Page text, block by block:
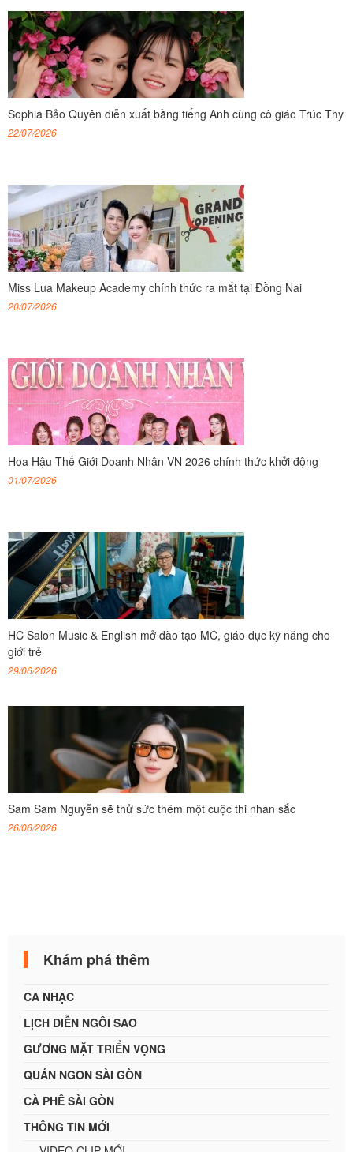
Sophia Bảo Quyên diễn xuất bằng tiếng Anh cùng cô giáo Trúc Thy
22/07/2026
Miss Lua Makeup Academy chính thức ra mắt tại Đồng Nai
20/07/2026
Hoa Hậu Thế Giới Doanh Nhân VN 2026 chính thức khởi động
01/07/2026
HC Salon Music & English mở đào tạo MC, giáo dục kỹ năng cho
giới trẻ
29/06/2026
Sam Sam Nguyễn sẽ thử sức thêm một cuộc thi nhan sắc
26/06/2026
Khám phá thêm
CA NHẠC
LỊCH DIỄN NGÔI SAO
GƯƠNG MẶT TRIỂN VỌNG
QUÁN NGON SÀI GÒN
CÀ PHÊ SÀI GÒN
THÔNG TIN MỚI